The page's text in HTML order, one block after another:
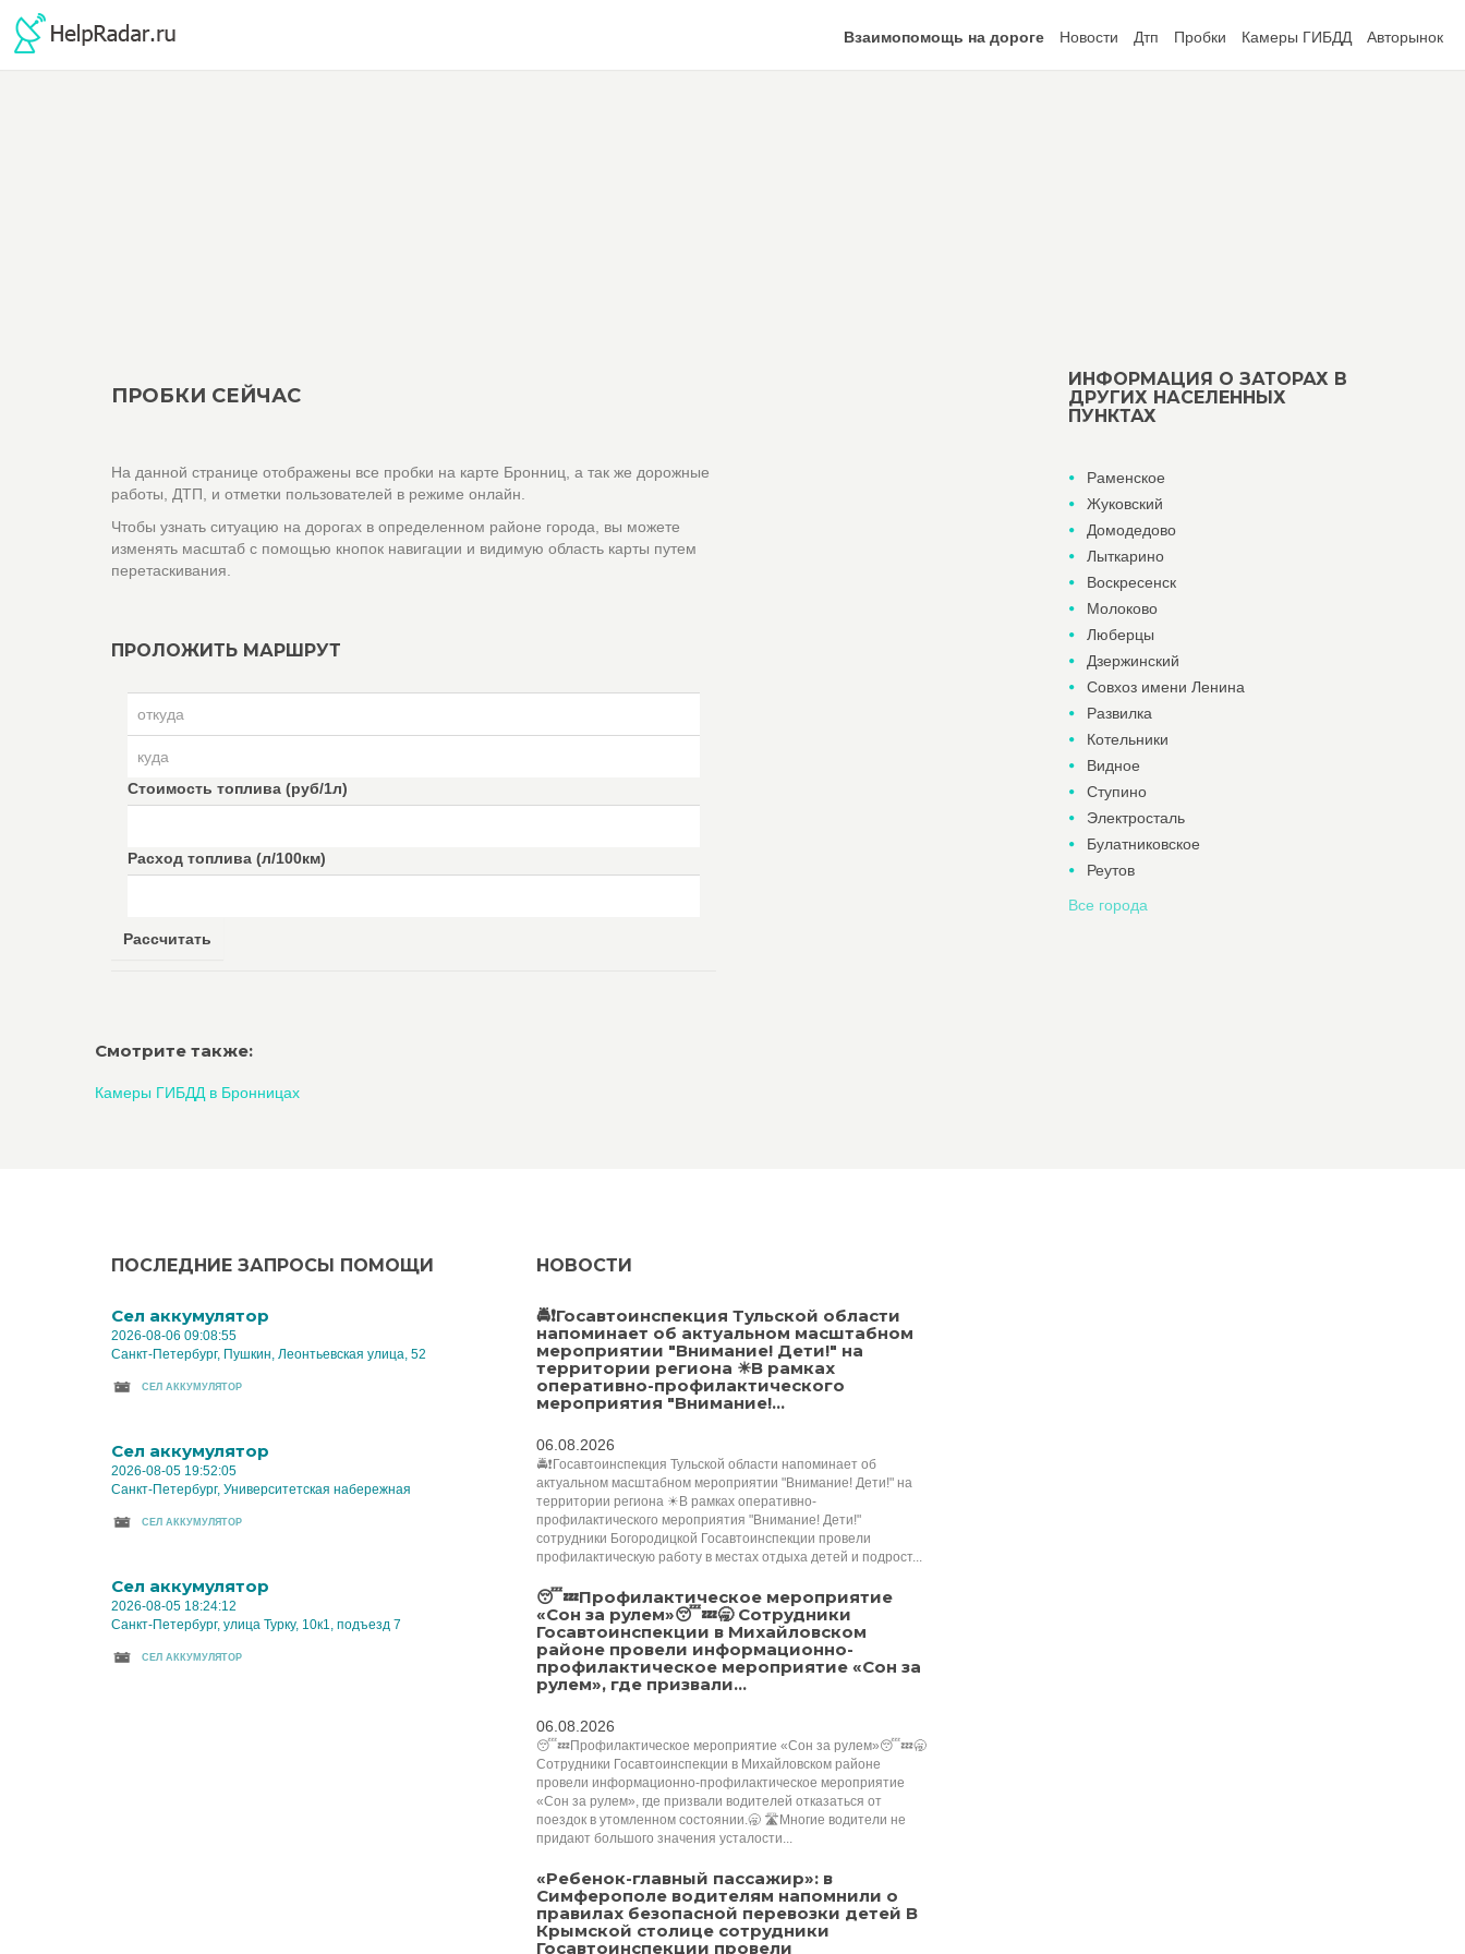
Взаимопомощь на дороге Новости Дтп Пробки Камеры ГИБДД Авторынок
ПРОБКИ СЕЙЧАС
На данной странице отображены все пробки на карте Бронниц, а так же дорожные
работы, ДТП, и отметки пользователей в режиме онлайн.
Чтобы узнать ситуацию на дорогах в определенном районе города, вы можете
изменять масштаб с помощью кнопок навигации и видимую область карты путем
перетаскивания.
ПРОЛОЖИТЬ МАРШРУТ
Стоимость топлива (руб/1л)
Расход топлива (л/100км)
Рассчитать
Смотрите также:
Камеры ГИБДД в Бронницах
ИНФОРМАЦИЯ О ЗАТОРАХ В
ДРУГИХ НАСЕЛЕННЫХ
ПУНКТАХ
Раменское
Жуковский
Домодедово
Лыткарино
Воскресенск
Молоково
Люберцы
Дзержинский
Совхоз имени Ленина
Развилка
Котельники
Видное
Ступино
Электросталь
Булатниковское
Реутов
Все города
ПОСЛЕДНИЕ ЗАПРОСЫ ПОМОЩИ
Cел аккумулятор
2026-08-06 09:08:55
Санкт-Петербург, Пушкин, Леонтьевская улица, 52
CЕЛ АККУМУЛЯТОР
Cел аккумулятор
2026-08-05 19:52:05
Санкт-Петербург, Университетская набережная
CЕЛ АККУМУЛЯТОР
Cел аккумулятор
2026-08-05 18:24:12
Санкт-Петербург, улица Турку, 10к1, подъезд 7
CЕЛ АККУМУЛЯТОР
НОВОСТИ
🚔❗Госавтоинспекция Тульской области
напоминает об актуальном масштабном
мероприятии "Внимание! Дети!" на
территории региона ☀В рамках
оперативно-профилактического
мероприятия "Внимание!...
06.08.2026
🚔❗Госавтоинспекция Тульской области напоминает об
актуальном масштабном мероприятии "Внимание! Дети!" на
территории региона ☀В рамках оперативно-
профилактического мероприятия "Внимание! Дети!"
сотрудники Богородицкой Госавтоинспекции провели
профилактическую работу в местах отдыха детей и подрост...
😴💤Профилактическое мероприятие
«Сон за рулем»😴💤🥱 Сотрудники
Госавтоинспекции в Михайловском
районе провели информационно-
профилактическое мероприятие «Сон за
рулем», где призвали...
06.08.2026
😴💤Профилактическое мероприятие «Сон за рулем»😴💤🥱
Сотрудники Госавтоинспекции в Михайловском районе
провели информационно-профилактическое мероприятие
«Сон за рулем», где призвали водителей отказаться от
поездок в утомленном состоянии.🥱 🛣️Многие водители не
придают большого значения усталости...
«Ребенок-главный пассажир»: в
Симферополе водителям напомнили о
правилах безопасной перевозки детей В
Крымской столице сотрудники
Госавтоинспекции провели